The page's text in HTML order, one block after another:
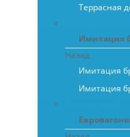
Террасная
Имитация
Назад
Имитация
Имитация